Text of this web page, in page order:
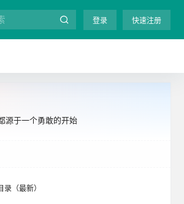
登录 快速注册
源于一个勇敢的开始
录（最新）